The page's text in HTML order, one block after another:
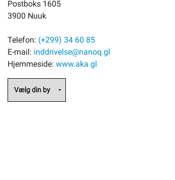
Postboks 1605
3900 Nuuk
Telefon: (+299) 34 60 85
E-mail: inddrivelse@nanoq.gl
Hjemmeside: www.aka.gl